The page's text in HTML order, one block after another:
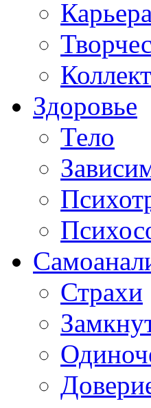
Карьера
Здоровье
Тело
Страхи